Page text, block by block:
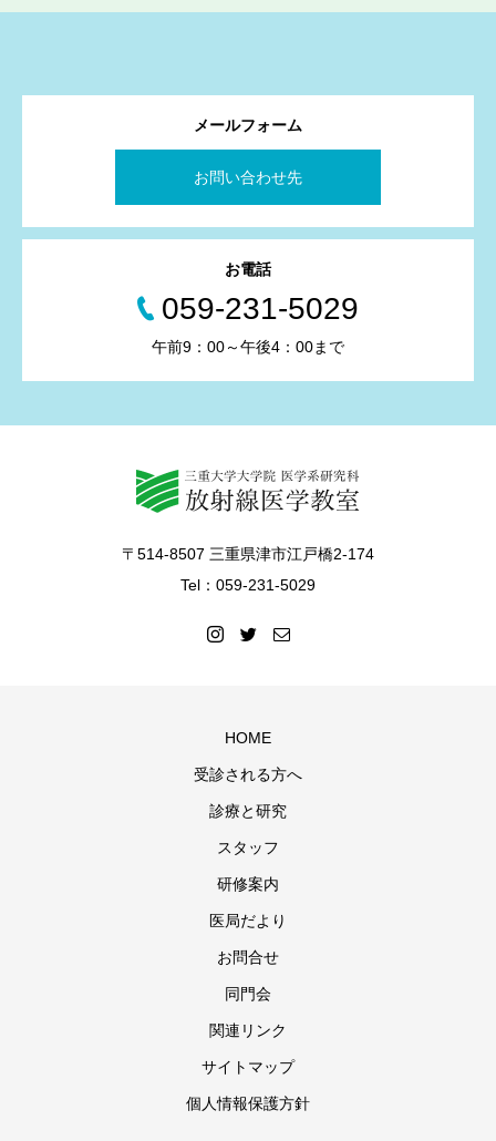
メールフォーム
お問い合わせ先
お電話
059-231-5029
午前9：00～午後4：00まで
〒514-8507 三重県津市江戸橋2-174
Tel：059-231-5029
HOME
受診される方へ
診療と研究
スタッフ
研修案内
医局だより
お問合せ
同門会
関連リンク
サイトマップ
個人情報保護方針